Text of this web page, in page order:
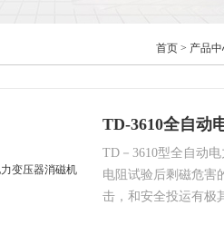
首页 > 产品
TD-3610全自动
TD－3610型全自动
电阻试验后剩磁危害
击，和安全投运有极